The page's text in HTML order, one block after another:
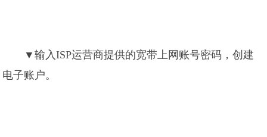
▼输入ISP运营商提供的宽带上网账号密码，创建
电子账户。